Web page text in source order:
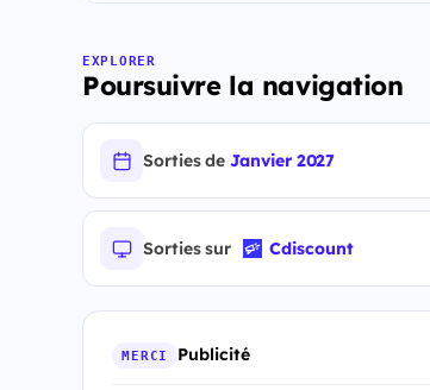
EXPLORER
Poursuivre la navigation
Sorties deJanvier 2027
Sorties sur Cdiscount
MERCI Publicité